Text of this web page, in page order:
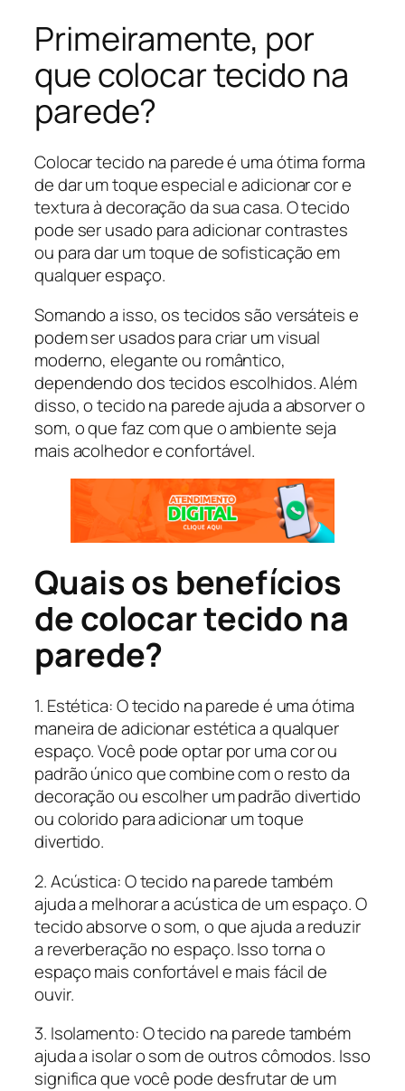
Primeiramente, por
que colocar tecido na
parede?
Colocar tecido na parede é uma ótima forma
de dar um toque especial e adicionar cor e
textura à decoração da sua casa. O tecido
pode ser usado para adicionar contrastes
ou para dar um toque de sofisticação em
qualquer espaço.
Somando a isso, os tecidos são versáteis e
podem ser usados para criar um visual
moderno, elegante ou romântico,
dependendo dos tecidos escolhidos. Além
disso, o tecido na parede ajuda a absorver o
som, o que faz com que o ambiente seja
mais acolhedor e confortável.
Quais os benefícios
de colocar tecido na
parede?
1. Estética: O tecido na parede é uma ótima
maneira de adicionar estética a qualquer
espaço. Você pode optar por uma cor ou
padrão único que combine com o resto da
decoração ou escolher um padrão divertido
ou colorido para adicionar um toque
divertido.
2. Acústica: O tecido na parede também
ajuda a melhorar a acústica de um espaço. O
tecido absorve o som, o que ajuda a reduzir
a reverberação no espaço. Isso torna o
espaço mais confortável e mais fácil de
ouvir.
3. Isolamento: O tecido na parede também
ajuda a isolar o som de outros cômodos. Isso
significa que você pode desfrutar de um